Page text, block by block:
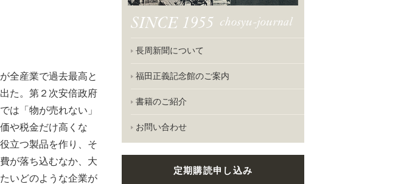
全産業で過去最高と
た。第２次安倍政府
は「物が売れない」
や税金だけ高くな
立つ製品を作り、そ
が落ち込むなか、大
いどのような企業が
長周新聞について
福田正義記念館のご案内
書籍のご紹介
お問い合わせ
定期購読申し込み